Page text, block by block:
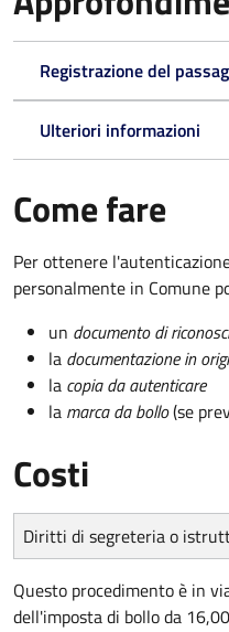
Registrazione del
Ulteriori informazioni
Come fare
Per ottenere
personalmente in Comune
un documento di
la documentazione in
la copia da autenticare
la marca da bollo(se
Costi
Diritti di segreteria o
Questo procedimento è in
dell'imposta di bollo da